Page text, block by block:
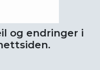
og endringer i